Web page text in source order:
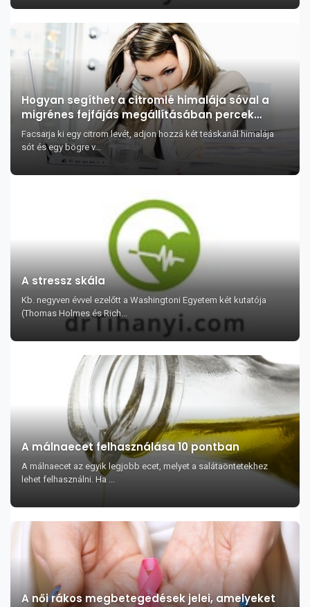
Hogyan segíthet a citromlé himalája sóval a
migrénes fejfájás megállításában percek
alatt?
Facsarja ki egy citrom levét, adjon hozzá két teáskanál himalája
sót és egy bögre v...
A stressz skála
Kb. negyven évvel ezelőtt a Washingtoni Egyetem két kutatója
(Thomas Holmes és Rich...
A málnaecet felhasználása 10 pontban
A málnaecet az egyik legjobb ecet, melyet a salátaöntetekhez
lehet felhasználni. Ha ...
A női rákos megbetegedések jelei, amelyeket